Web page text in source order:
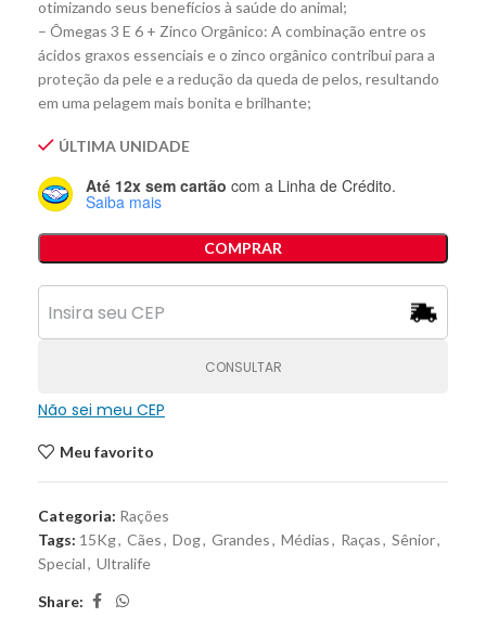
otimizando seus benefícios à saúde do animal;
– Ômegas 3 E 6 + Zinco Orgânico: A combinação entre os
ácidos graxos essenciais e o zinco orgânico contribui para a
proteção da pele e a redução da queda de pelos, resultando
em uma pelagem mais bonita e brilhante;
ÚLTIMA UNIDADE
Até 12x sem cartão com a Linha de Crédito.
Saiba mais
COMPRAR
CONSULTAR
Não sei meu CEP
Meu favorito
Categoria: Rações
Tags: 15Kg, Cães, Dog, Grandes, Médias, Raças, Sênior,
Special, Ultralife
Share: